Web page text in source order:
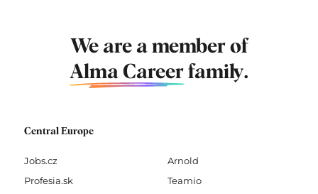
We are a member of
Alma Career family.
Central Europe
Jobs.cz
Profesia.sk
Arnold
Teamio